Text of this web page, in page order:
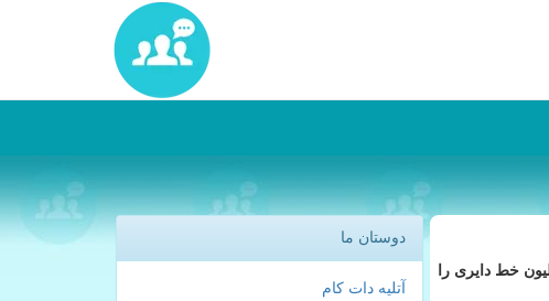
آمار منتشره، ضریب نفوذ تلفن ثابت در كشور 34.89 درصد است كه بیش از 38 میلیون خط منصوبه و 28 میلیون خط دایری را
دوستان ما
آتلیه دات کام